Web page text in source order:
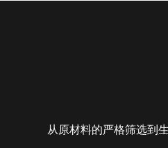
从原材料的严格筛选到